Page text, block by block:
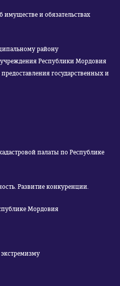
имуществе и обязательствах
району
учреждения Республики Мордовия
государственных и
палаты по Республике
Развитие конкуренции.
Мордовия